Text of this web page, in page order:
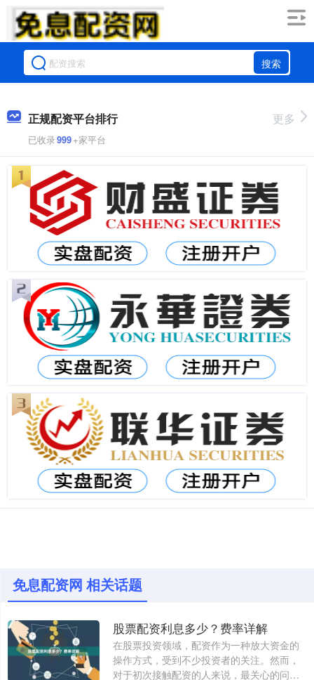
搜索
正规配资平台排行
已收录999+家平台
更多
免息配资网 相关话题
股票配资利息多少？费率详解
在股票投资领域，配资作为一种放大资金的
操作方式，受到不少投资者的关注。然而，
对于初次接触配资的人来说，最关心的问题